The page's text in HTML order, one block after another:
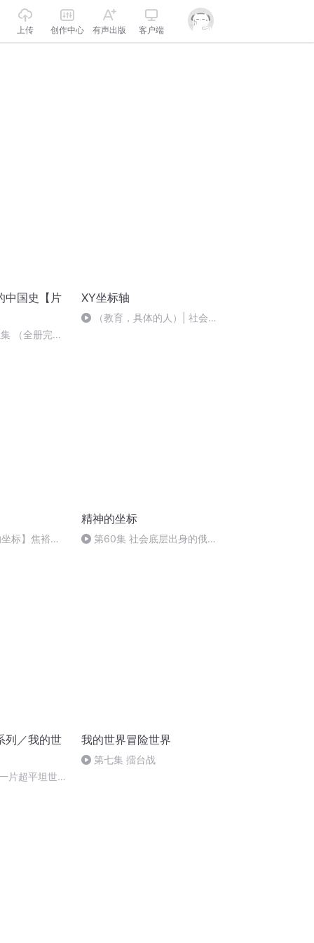
上传 创作中心 有声出版 客户端
中国史【片
（全册完）
XY坐标轴
（教育，具体的人）| 社会即
标】焦裕禄
精神的坐标
第60集 社会底层出身的俄国
列／我的世
片超平坦世
我的世界冒险世界
第七集 擂台战